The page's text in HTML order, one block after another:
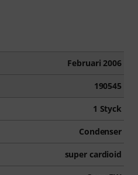
Februari 2006
190545
1 Styck
Condenser
super cardioid